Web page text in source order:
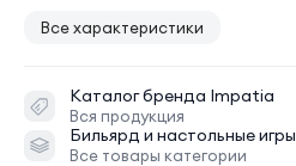
Все характеристики
Каталог бренда Impatia
Вся продукция
Бильярд и настольные игры
Все товары категории